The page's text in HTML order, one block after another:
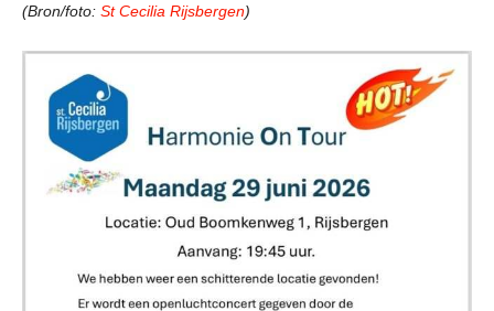
(Bron/foto: St Cecilia Rijsbergen)